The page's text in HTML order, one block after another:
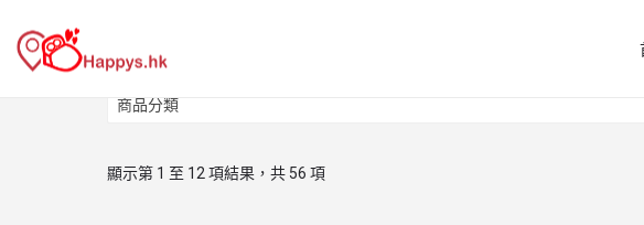
商品分類
顯示第 1 至 12 項結果，共 56 項